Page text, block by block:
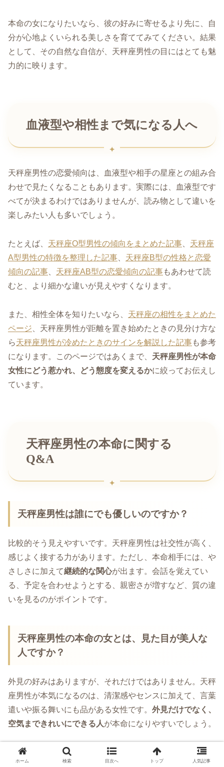
本命の女になりたいなら、彼の好みに寄せるより先に、自
分が心地よくいられる美しさを育ててみてください。結果
として、その自然な自信が、天秤座男性の目にはとても魅
力的に映ります。
血液型や相性まで気になる人へ
天秤座男性の恋愛傾向は、血液型や相手の星座との組み合
わせで見たくなることもあります。実際には、血液型です
べてが決まるわけではありませんが、読み物として違いを
楽しみたい人も多いでしょう。
たとえば、 天秤座O型男性の傾向をまとめた記事
天秤座
A型男性の特徴を整理した記事
天秤座B型の性格と恋愛
傾向の記事
天秤座AB型の恋愛傾向の記事もあわせて読
むと、より細かな違いが見えやすくなります。
また、相性全体を知りたいなら、 天秤座の相性をまとめた
ページ 、天秤座男性が距離を置き始めたときの見分け方な
ら天秤座男性が冷めたときのサインを解説した記事も参考
になります。このページではあくまで、 天秤座男性が本命
女性にどう惹かれ、どう態度を変えるかに絞ってお伝えし
ています。
天秤座男性の本命に関する
Q&A
天秤座男性は誰にでも優しいのですか？
比較的そう見えやすいです。天秤座男性は社交性が高く、
感じよく接する力があります。ただし、本命相手には、や
さしさに加えて継続的な関心が出ます。会話を覚えてい
る、予定を合わせようとする、親密さが増すなど、質の違
いを見るのがポイントです。
天秤座男性の本命の女とは、見た目が美人な
人ですか？
外見の好みはありますが、それだけではありません。天秤
座男性が本気になるのは、清潔感やセンスに加えて、言葉
遣いや振る舞いにも品がある女性です。 外見だけでなく、
空気まできれいにできる人が本命になりやすいでしょう。
天秤座男性がベタ惚れするとどうなります
ホーム 検索 目次へ トップ 人気記事